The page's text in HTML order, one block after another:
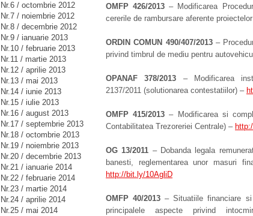
OMFP 426/2013 – Modificarea
cererile de rambursare aferente
ORDIN COMUN 490/407/2013–
privind timbrul de mediu pentru
OPANAF 378/2013 – Modificarea
2137/2011 (solutionarea contestatiilor) –
OMFP 415/2013 – Modificarea si
Contabilitatea Trezoreriei Centrale) –
OG 13/2011 – Dobanda legala
banesti, reglementarea unor masuri
http://bit.ly/10AgliD
OMFP 40/2013 – Situatiile financiare
principalele aspecte privind
Nr.6 / octombrie 2012
Nr.7 / noiembrie 2012
Nr.8 / decembrie 2012
Nr.9 / ianuarie 2013
Nr.10 / februarie 2013
Nr.11 / martie 2013
Nr.12 / aprilie 2013
Nr.13 / mai 2013
Nr.14 / iunie 2013
Nr.15 / iulie 2013
Nr.16 / august 2013
Nr.17 / septembrie 2013
Nr.18 / octombrie 2013
Nr.19 / noiembrie 2013
Nr.20 / decembrie 2013
Nr.21 / ianuarie 2014
Nr.22 / februarie 2014
Nr.23 / martie 2014
Nr.24 / aprilie 2014
Nr.25 / mai 2014